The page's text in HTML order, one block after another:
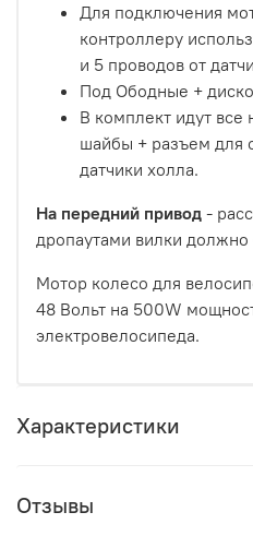
Для подключения
контроллеру
и 5 проводов от
Под Ободные +
В комплект идут
шайбы + разъем для
датчики холла.
На передний привод -
дропаутами вилки
Мотор колесо для
48 Вольт на 500W
электровелосипеда.
Характеристики
Отзывы